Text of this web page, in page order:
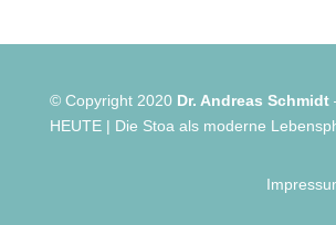
© Copyright 2020 Dr. Andreas Schmidt
HEUTE | Die Stoa als moderne